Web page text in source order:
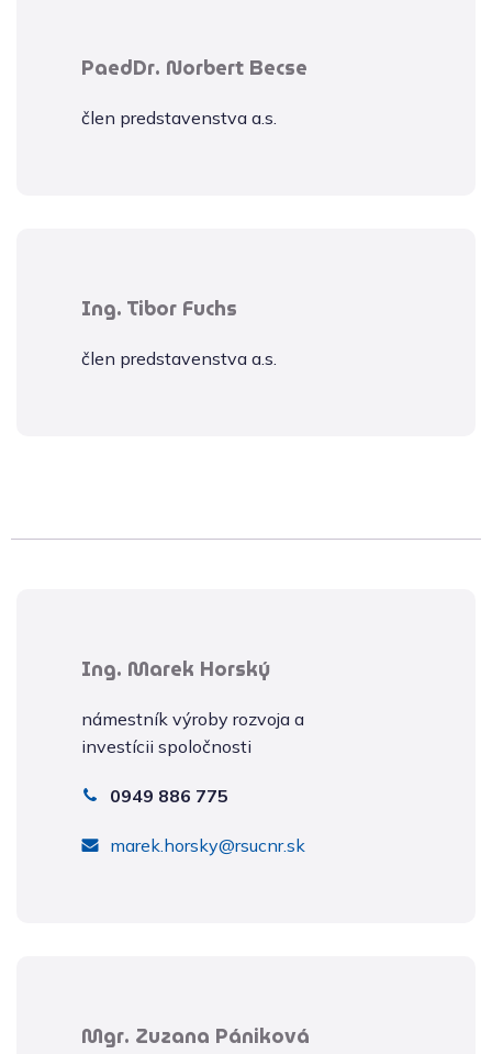
PaedDr. Norbert Becse
člen predstavenstva a.s.
Ing. Tibor Fuchs
člen predstavenstva a.s.
Ing. Marek Horský
námestník výroby rozvoja a
investícii spoločnosti
0949 886 775
marek.horsky@rsucnr.sk
Mgr. Zuzana Pániková